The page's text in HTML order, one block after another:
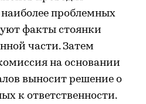
проблемных
факты стоянки
части. Затем
на основании
выносит решение о
к ответственности.